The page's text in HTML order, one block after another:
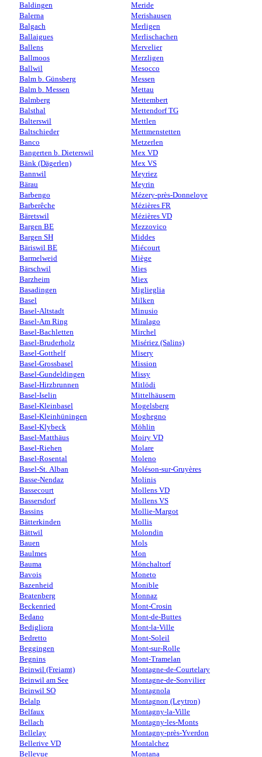
Baldingen
Balerna
Balgach
Ballaigues
Ballens
Ballmoos
Ballwil
Balm b. Günsberg
Balm b. Messen
Balmberg
Balsthal
Balterswil
Baltschieder
Banco
Bangerten b. Dieterswil
Bänk (Dägerlen)
Bannwil
Bärau
Barbengo
Barberêche
Bäretswil
Bargen BE
Bargen SH
Bäriswil BE
Barmelweid
Bärschwil
Barzheim
Basadingen
Basel
Basel-Altstadt
Basel-Am Ring
Basel-Bachletten
Basel-Bruderholz
Basel-Gotthelf
Basel-Grossbasel
Basel-Gundeldingen
Basel-Hirzbrunnen
Basel-Iselin
Basel-Kleinbasel
Basel-Kleinhüningen
Basel-Klybeck
Basel-Matthäus
Basel-Riehen
Basel-Rosental
Basel-St. Alban
Basse-Nendaz
Bassecourt
Bassersdorf
Bassins
Bätterkinden
Bättwil
Bauen
Baulmes
Bauma
Bavois
Bazenheid
Beatenberg
Beckenried
Bedano
Bedigliora
Bedretto
Beggingen
Begnins
Beinwil (Freiamt)
Beinwil am See
Beinwil SO
Belalp
Belfaux
Bellach
Bellelay
Bellerive VD
Bellevue
Meride
Merishausen
Merligen
Merlischachen
Mervelier
Merzligen
Mesocco
Messen
Mettau
Mettembert
Mettendorf TG
Mettlen
Mettmenstetten
Metzerlen
Mex VD
Mex VS
Meyriez
Meyrin
Mézery-près-Donneloye
Mézières FR
Mézières VD
Mezzovico
Middes
Miécourt
Miège
Mies
Miex
Miglieglia
Milken
Minusio
Miralago
Mirchel
Misériez (Salins)
Misery
Mission
Missy
Mitlödi
Mittelhäusern
Mogelsberg
Moghegno
Möhlin
Moiry VD
Molare
Moleno
Moléson-sur-Gruyères
Molinis
Mollens VD
Mollens VS
Mollie-Margot
Mollis
Molondin
Mols
Mon
Mönchaltorf
Moneto
Monible
Monnaz
Mont-Crosin
Mont-de-Buttes
Mont-la-Ville
Mont-Soleil
Mont-sur-Rolle
Mont-Tramelan
Montagne-de-Courtelary
Montagne-de-Sonvilier
Montagnola
Montagnon (Leytron)
Montagny-la-Ville
Montagny-les-Monts
Montagny-près-Yverdon
Montalchez
Montana